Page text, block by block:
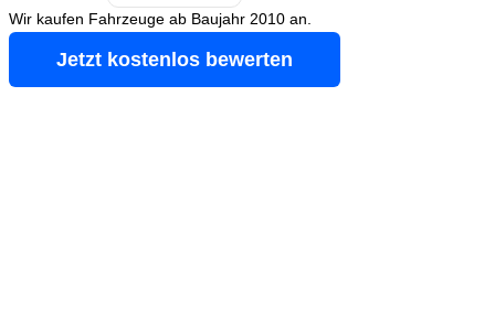
Wir kaufen Fahrzeuge ab Baujahr 2010 an.
Jetzt kostenlos bewerten